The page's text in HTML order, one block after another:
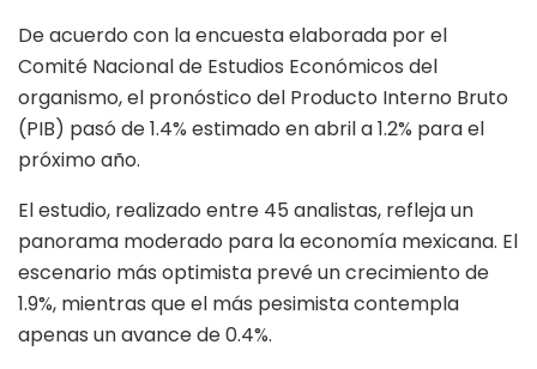
De acuerdo con la encuesta elaborada por el
Comité Nacional de Estudios Económicos del
organismo, el pronóstico del Producto Interno Bruto
(PIB) pasó de 1.4% estimado en abril a 1.2% para el
próximo año.
El estudio, realizado entre 45 analistas, refleja un
panorama moderado para la economía mexicana. El
escenario más optimista prevé un crecimiento de
1.9%, mientras que el más pesimista contempla
apenas un avance de 0.4%.